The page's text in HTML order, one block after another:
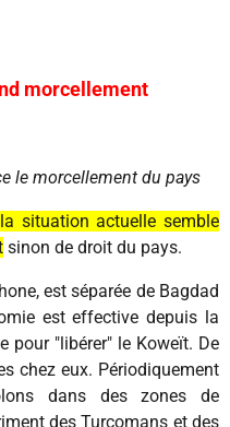
morcellement
le morcellement du pays
la situation actuelle semble
sinon de droit du pays.
est séparée de Bagdad
est effective depuis la
pour "libérer" le Koweït. De
chez eux. Périodiquement
dans des zones de
des Turcomans et des